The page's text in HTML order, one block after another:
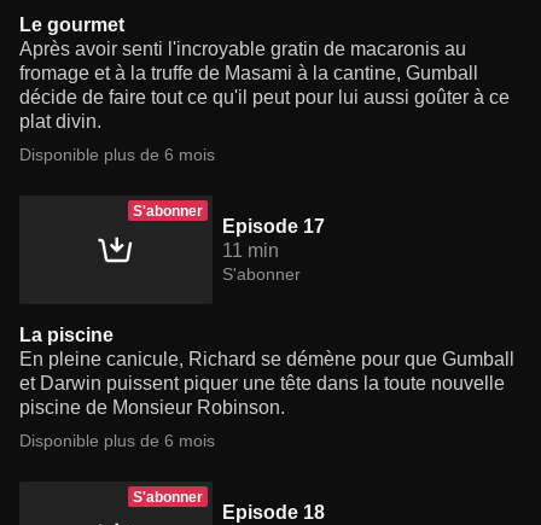
Le gourmet
Après avoir senti l'incroyable gratin de macaronis au
fromage et à la truffe de Masami à la cantine, Gumball
décide de faire tout ce qu'il peut pour lui aussi goûter à ce
plat divin.
Disponible plus de 6 mois
S'abonner
Episode 17
11 min
S'abonner
La piscine
En pleine canicule, Richard se démène pour que Gumball
et Darwin puissent piquer une tête dans la toute nouvelle
piscine de Monsieur Robinson.
Disponible plus de 6 mois
S'abonner
Episode 18